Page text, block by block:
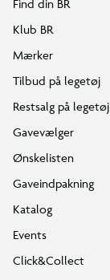
Find din BR
Klub BR
Mærker
Tilbud på legetøj
Restsalg på legetøj
Gavevælger
Ønskelisten
Gaveindpakning
Katalog
Events
Click&Collect